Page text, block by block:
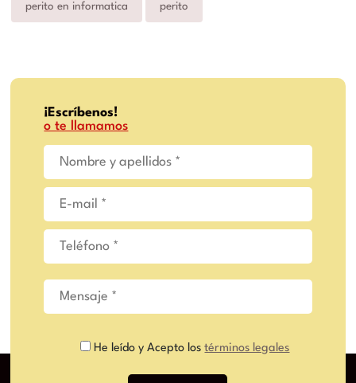
perito en informatica perito
¡Escríbenos!
o te llamamos
He leído y Acepto lostérminos legales